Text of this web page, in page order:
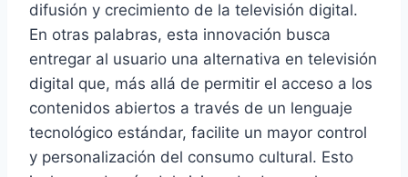
difusión y crecimiento de la televisión digital.
En otras palabras, esta innovación busca
entregar al usuario una alternativa en televisión
digital que, más allá de permitir el acceso a los
contenidos abiertos a través de un lenguaje
tecnológico estándar, facilite un mayor control
y personalización del consumo cultural. Esto